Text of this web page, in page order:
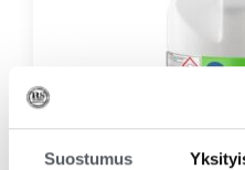
Suostumus